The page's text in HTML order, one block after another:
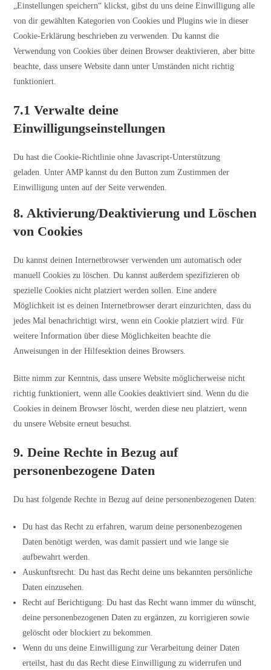
„Einstellungen speichern“ klickst, gibst du uns deine Einwilligung alle
von dir gewählten Kategorien von Cookies und Plugins wie in dieser
Cookie-Erklärung beschrieben zu verwenden. Du kannst die
Verwendung von Cookies über deinen Browser deaktivieren, aber bitte
beachte, dass unsere Website dann unter Umständen nicht richtig
funktioniert.
7.1 Verwalte deine
Einwilligungseinstellungen
Du hast die Cookie-Richtlinie ohne Javascript-Unterstützung
geladen. Unter AMP kannst du den Button zum Zustimmen der
Einwilligung unten auf der Seite verwenden.
8. Aktivierung/Deaktivierung und Löschen
von Cookies
Du kannst deinen Internetbrowser verwenden um automatisch oder
manuell Cookies zu löschen. Du kannst außerdem spezifizieren ob
spezielle Cookies nicht platziert werden sollen. Eine andere
Möglichkeit ist es deinen Internetbrowser derart einzurichten, dass du
jedes Mal benachrichtigt wirst, wenn ein Cookie platziert wird. Für
weitere Information über diese Möglichkeiten beachte die
Anweisungen in der Hilfesektion deines Browsers.
Bitte nimm zur Kenntnis, dass unsere Website möglicherweise nicht
richtig funktioniert, wenn alle Cookies deaktiviert sind. Wenn du die
Cookies in deinem Browser löscht, werden diese neu platziert, wenn
du unsere Website erneut besuchst.
9. Deine Rechte in Bezug auf
personenbezogene Daten
Du hast folgende Rechte in Bezug auf deine personenbezogenen Daten:
Du hast das Recht zu erfahren, warum deine personenbezogenen
Daten benötigt werden, was damit passiert und wie lange sie
aufbewahrt werden.
Auskunftsrecht: Du hast das Recht deine uns bekannten persönliche
Daten einzusehen.
Recht auf Berichtigung: Du hast das Recht wann immer du wünscht,
deine personenbezogenen Daten zu ergänzen, zu korrigieren sowie
gelöscht oder blockiert zu bekommen.
Wenn du uns deine Einwilligung zur Verarbeitung deiner Daten
erteilst, hast du das Recht diese Einwilligung zu widerrufen und